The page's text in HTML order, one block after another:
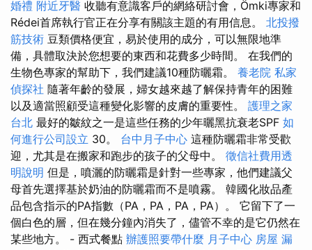
婚禮 附近牙醫 收聽有意識客戶的網絡研討會，Ömki專家和
Rédei首席執行官正在分享有關該主題的有用信息。 北投撥
筋技術 豆類價格便宜，易於使用的成分，可以無限地準
備，具體取決於您想要的東西和花費多少時間。 在我們的
生物色專家的幫助下，我們建議10種防曬霜。 養老院 私家
偵探社 隨著年齡的發展，婦女越來越了解保持青年的困難
以及適當照顧受這種變化影響的皮膚的重要性。 護理之家
台北 最好的皺紋之一是這些任務的少年曬黑抗衰老SPF 如
何進行公司設立 30。 台中月子中心 這種防曬霜非常受歡
迎，尤其是在搬家和跑步的孩子的父母中。 徵信社費用透
明說明 但是，噴灑的防曬霜是針對一些專家，他們建議父
母首先選擇基於奶油的防曬霜而不是噴霧。 韓國化妝品產
品包含指示的PA指數（PA，PA，PA，PA）。 它留下了一
個白色的層，但在幾分鐘內消失了，儘管不幸的是它仍然在
某些地方。 - 西式餐點 辦護照要帶什麼 月子中心 房屋 漏